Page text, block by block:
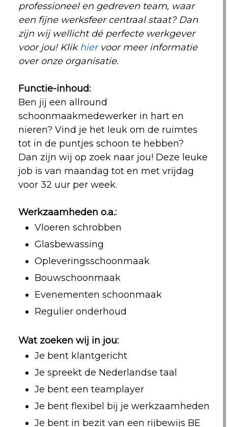
professioneel en gedreven team, waar
een fijne werksfeer centraal staat? Dan
zijn wij wellicht dé perfecte werkgever
voor jou! Klik hiervoor meer informatie
over onze organisatie.
Functie-inhoud:
Ben jij een allround
schoonmaakmedewerker in hart en
nieren? Vind je het leuk om de ruimtes
tot in de puntjes schoon te hebben?
Dan zijn wij op zoek naar jou! Deze leuke
job is van maandag tot en met vrijdag
voor 32 uur per week.
Werkzaamheden o.a.:
Vloeren schrobben
Glasbewassing
Opleveringsschoonmaak
Bouwschoonmaak
Evenementen schoonmaak
Regulier onderhoud
Wat zoeken wij in jou:
Je bent klantgericht
Je spreekt de Nederlandse taal
Je bent een teamplayer
Je bent flexibel bij je werkzaamheden
Je bent in bezit van een rijbewijs BE